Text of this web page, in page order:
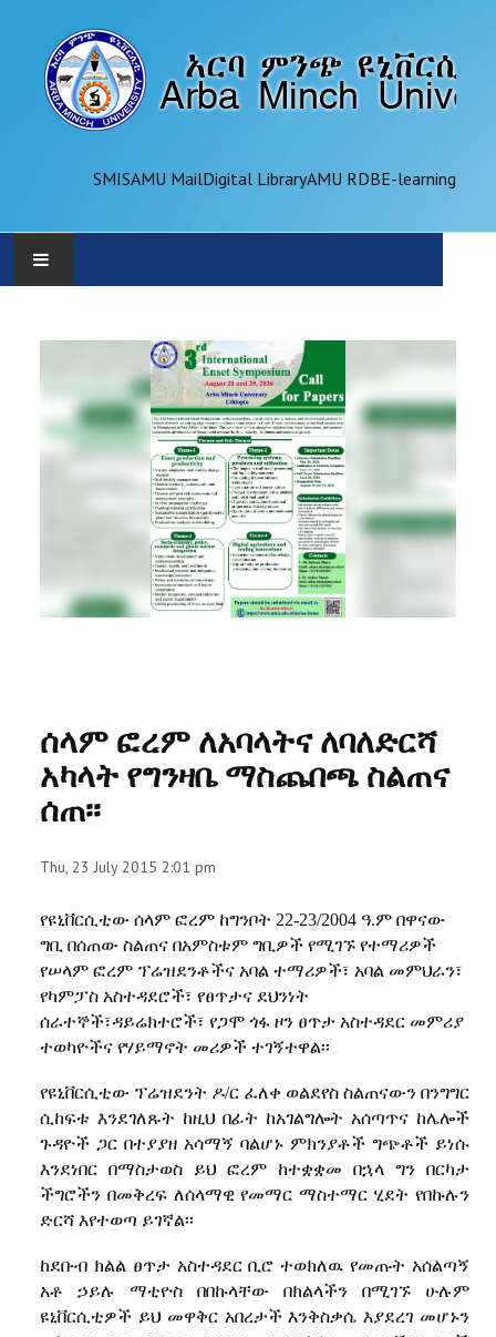
SMISAMU MailDigital LibraryAMU RDBE-learning
ADMINISTRATION
OFFICES
REGISTRAR
PARTNERSHIP
ሰላም ፎረም ለአባላትና ለባለድርሻ
አካላት የግንዛቤ ማስጨበጫ ስልጠና
ሰጠ፡፡
Thu, 23 July 2015 2:01 pm
የዩኒቨርሲቲው ሰላም ፎረም ከግንቦት 22-23/2004 ዓ.ም በዋናው
ግቢ በሰጠው ስልጠና በአምስቱም ግቢዎች የሚገኙ የተማሪዎች
የሠላም ፎረም ፕሬዝደንቶችና አባል ተማሪዎች፣ አባል መምህራን፣
የካምፓስ አስተዳደሮች፣ የፀጥታና ደህንነት
ሰራተኞች፣ዳይሬክተሮች፣ የጋሞ ጎፋ ዞን ፀጥታ አስተዳደር መምሪያ
ተወካዮችና የሃይማኖት መሪዎች ተገኝተዋል፡፡
የዩኒቨርሲቲው ፕሬዝደንት ዶ/ር ፈለቀ ወልደየስ ስልጠናውን በንግግር
ሲከፍቱ እንደገለጹት ከዚህ በፊት ከአገልግሎት አሰጣጥና ከሌሎች
ጉዳዮች ጋር በተያያዘ አሳማኝ ባልሆኑ ምክንያቶች ግጭቶች ይነሱ
እንደነበር በማስታወስ ይህ ፎረም ከተቋቋመ በኋላ ግን በርካታ
ችግሮችን በመቅረፍ ለሰላማዊ የመማር ማስተማር ሂደት የበኩሉን
ድርሻ እየተወጣ ይገኛል፡፡
ከደቡብ ክልል ፀጥታ አስተዳደር ቢሮ ተወክለዉ የመጡት አሰልጣኝ
አቶ
ኃይሉ ማቲዮስ በበኩላቸው በክልላችን በሚገኙ
ሁሉም
ዩኒቨርሲቲዎች ይህ መዋቅር አበረታች እንቅስቃሴ እያደረገ መሆኑን